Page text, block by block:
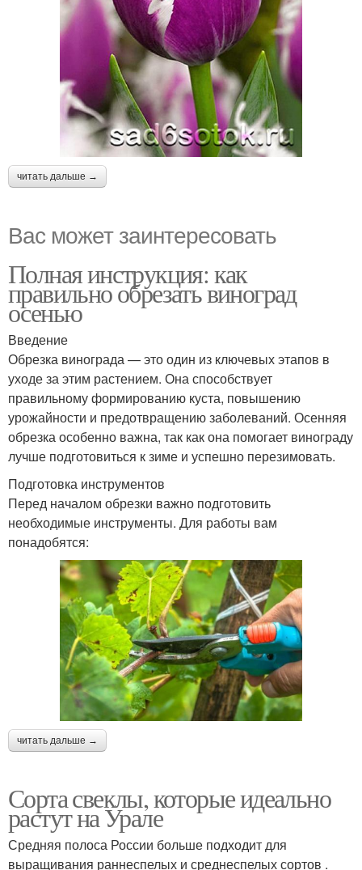
читать дальше →
Вас может заинтересовать
Полная инструкция: как
правильно обрезать виноград
осенью
Введение
Обрезка винограда — это один из ключевых этапов в
уходе за этим растением. Она способствует
правильному формированию куста, повышению
урожайности и предотвращению заболеваний. Осенняя
обрезка особенно важна, так как она помогает винограду
лучше подготовиться к зиме и успешно перезимовать.
Подготовка инструментов
Перед началом обрезки важно подготовить
необходимые инструменты. Для работы вам
понадобятся:
читать дальше →
Сорта свеклы, которые идеально
растут на Урале
Средняя полоса России больше подходит для
выращивания раннеспелых и среднеспелых сортов .